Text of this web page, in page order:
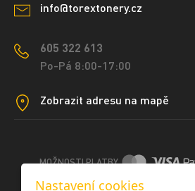
info@torextonery.cz
605 322 613
Po-Pá 8:00-17:00
Zobrazit adresu na mapě
MOŽNOSTI PLATBY
Nastavení cookies